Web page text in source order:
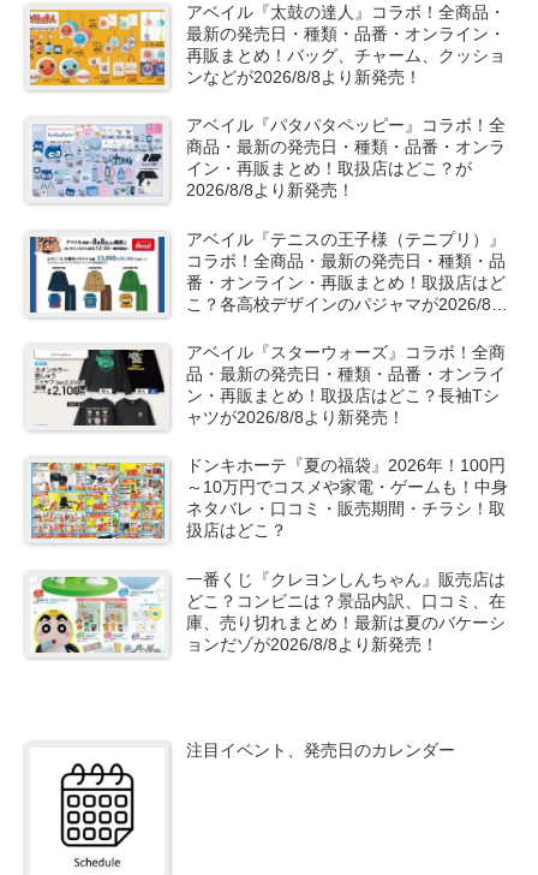
アベイル『太鼓の達人』コラボ！全商品・
最新の発売日・種類・品番・オンライン・
再販まとめ！バッグ、チャーム、クッショ
ンなどが2026/8/8より新発売！
アベイル『パタパタペッピー』コラボ！全
商品・最新の発売日・種類・品番・オンラ
イン・再販まとめ！取扱店はどこ？が
2026/8/8より新発売！
アベイル『テニスの王子様（テニプリ）』
コラボ！全商品・最新の発売日・種類・品
番・オンライン・再販まとめ！取扱店はど
こ？各高校デザインのパジャマが2026/8/8
アベイル『スターウォーズ』コラボ！全商
品・最新の発売日・種類・品番・オンライ
ン・再販まとめ！取扱店はどこ？長袖Tシ
ャツが2026/8/8より新発売！
ドンキホーテ『夏の福袋』2026年！100円
～10万円でコスメや家電・ゲームも！中身
ネタバレ・口コミ・販売期間・チラシ！取
扱店はどこ？
一番くじ『クレヨンしんちゃん』販売店は
どこ？コンビニは？景品内訳、口コミ、在
庫、売り切れまとめ！最新は夏のバケーシ
ョンだゾが2026/8/8より新発売！
注目イベント、発売日のカレンダー